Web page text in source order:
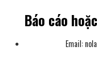
Báo cáo
Email: